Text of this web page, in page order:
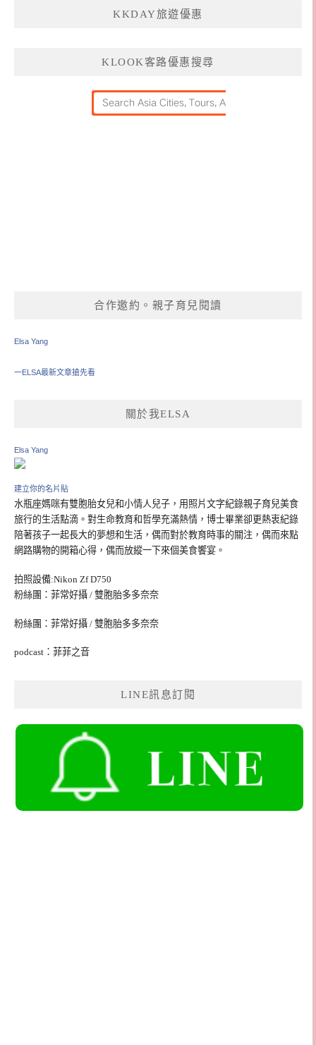
KKDAY旅遊優惠
KLOOK客路優惠搜尋
合作邀約。親子育兒閱讀
Elsa Yang
一ELSA最新文章搶先看
關於我ELSA
Elsa Yang
建立你的名片貼
水瓶座媽咪有雙胞胎女兒和小情人兒子，用照片文字紀錄親子育兒美食
旅行的生活點滴。對生命教育和哲學充滿熱情，博士畢業卻更熱衷紀錄
陪著孩子一起長大的夢想和生活，偶而對於教育時事的關注，偶而來點
網路購物的開箱心得，偶而放縱一下來個美食饗宴。
拍照設備:Nikon Zf D750
粉絲團：菲常好攝 / 雙胞胎多多奈奈
粉絲團：菲常好攝 / 雙胞胎多多奈奈
podcast：菲菲之音
LINE訊息訂閱